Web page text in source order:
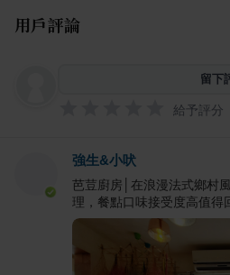
用戶評論
留下
給予評分
強生&小吠
芭荳廚房│在浪漫法式鄉村
理，餐點口味接受度高值得